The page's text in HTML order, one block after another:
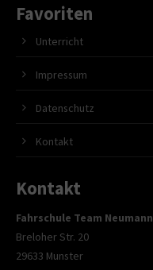
Favoriten
Unterricht
Impressum
Datenschutz
Kontakt
Kontakt
Fahrschule Team Neumann
Breloher Str. 20
29633 Munster